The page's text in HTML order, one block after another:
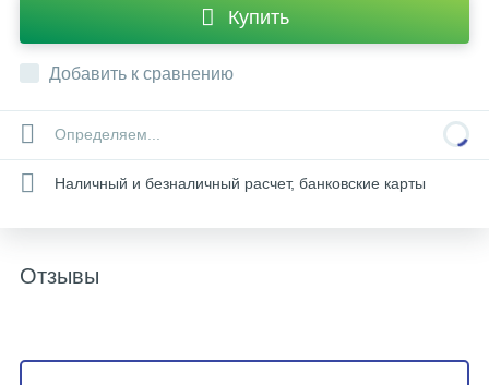
Купить
Добавить к сравнению
Определяем...
Наличный и безналичный расчет, банковские карты
Отзывы